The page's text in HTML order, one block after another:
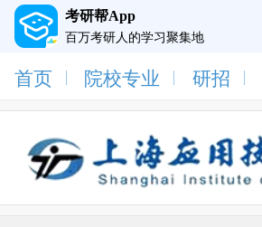
考研帮App
百万考研人的学习聚集地
首页 院校专业 研招